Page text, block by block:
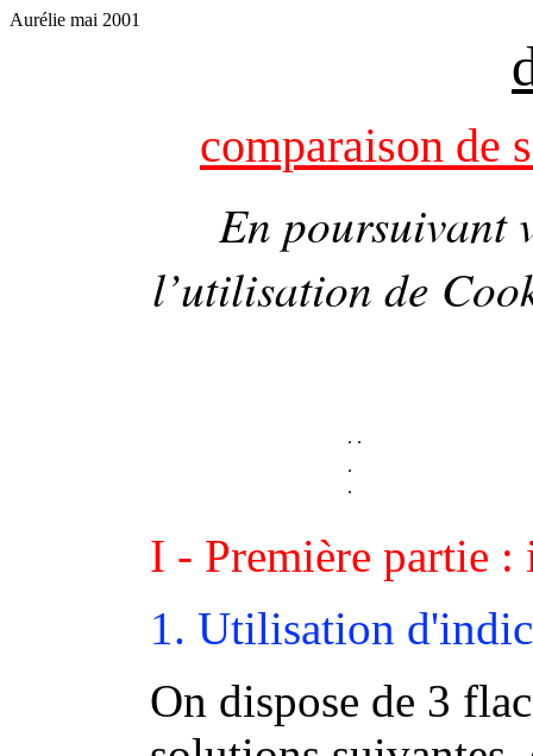
Aurélie mai 2001
comparaison de
En poursuivant
l’utilisation de
. .
.
.
I - Première partie
1. Utilisation
On dispose de 3